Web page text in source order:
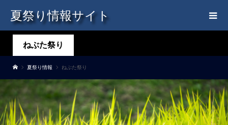
夏祭り情報サイト
ねぶた祭り
夏祭り情報 ねぶた祭り